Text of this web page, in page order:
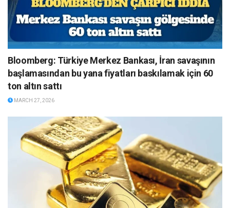
Bloomberg: Türkiye Merkez Bankası, İran savaşının
başlamasından bu yana fiyatları baskılamak için 60
ton altın sattı
MARCH 27, 2026